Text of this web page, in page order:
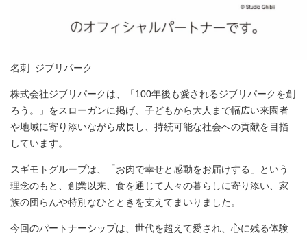
名刺_ジブリパーク
株式会社ジブリパークは、「100年後も愛されるジブリパークを創
ろう。」をスローガンに掲げ、子どもから大人まで幅広い来園者
や地域に寄り添いながら成長し、持続可能な社会への貢献を目指
しています。
スギモトグループは、「お肉で幸せと感動をお届けする」という
理念のもと、創業以来、食を通じて人々の暮らしに寄り添い、家
族の団らんや特別なひとときを支えてまいりました。
今回のパートナーシップは、世代を超えて愛され、心に残る体験